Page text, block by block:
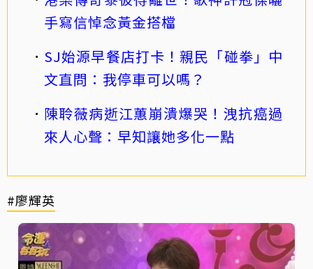
手寫信悼念黃金搭檔
SJ始源早餐店打卡！親民「碰拳」中
文直問：我停車可以嗎？
陳聆薇病逝江蕙崩潰爆哭！洩抗癌過
來人心聲：早知讓她多化一點
#廖輝英